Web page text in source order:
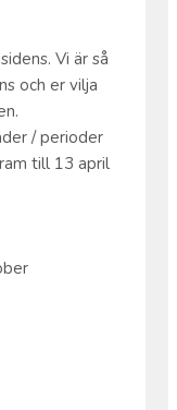
Vi är så
och er vilja
/ perioder
till 13 april